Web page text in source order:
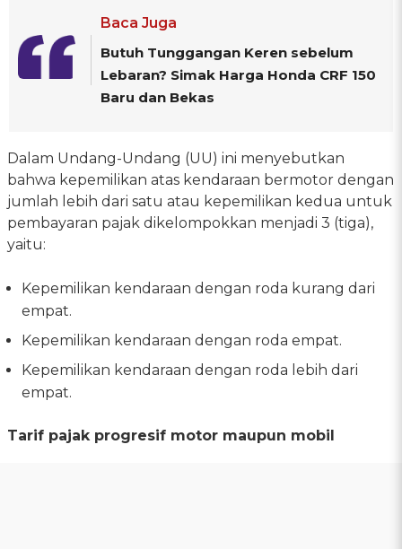
Baca Juga
Butuh Tunggangan Keren sebelum
Lebaran? Simak Harga Honda CRF 150
Baru dan Bekas
Dalam Undang-Undang (UU) ini menyebutkan
bahwa kepemilikan atas kendaraan bermotor dengan
jumlah lebih dari satu atau kepemilikan kedua untuk
pembayaran pajak dikelompokkan menjadi 3 (tiga),
yaitu:
Kepemilikan kendaraan dengan roda kurang dari
empat.
Kepemilikan kendaraan dengan roda empat.
Kepemilikan kendaraan dengan roda lebih dari
empat.
Tarif pajak progresif motor maupun mobil